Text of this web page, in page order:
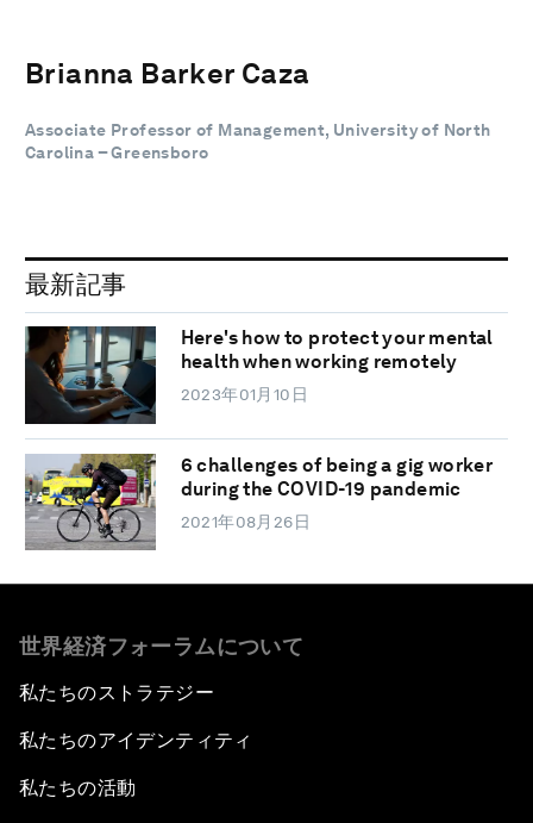
Brianna Barker Caza
Associate Professor of Management, University of North
Carolina – Greensboro
最新記事
Here's how to protect your mental
health when working remotely
2023年01月10日
6 challenges of being a gig worker
during the COVID-19 pandemic
2021年08月26日
世界経済フォーラムについて
私たちのストラテジー
私たちのアイデンティティ
私たちの活動